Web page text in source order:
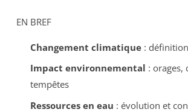
EN BREF
Changement climatique:
Impact environnemental : orages,
tempêtes
Ressources en eau : évolution et